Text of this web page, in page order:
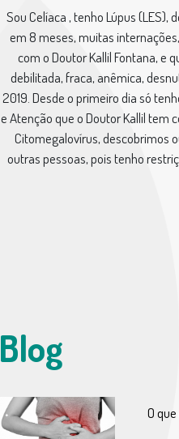
Sou Celíaca , tenho Lúpus
em 8 meses, muitas
com o Doutor Kallil Fontana, e
debilitada, fraca, anêmica,
2019. Desde o primeiro dia só
e Atenção que o Doutor Kallil tem
Citomegalovírus, descobrimos
outras pessoas, pois tenho
Blog
O